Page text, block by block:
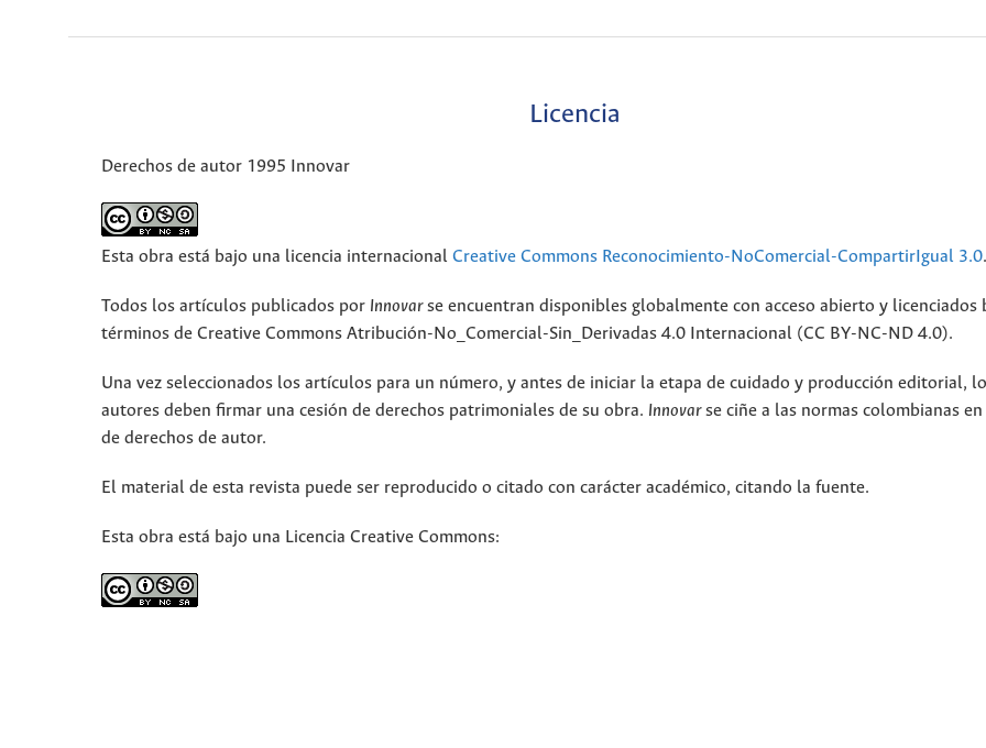
Licencia
Derechos de autor 1995 Innovar
Esta obra está bajo una licencia internacional Creative Commons Reconocimiento-NoComercial-CompartirIgual 3.0.
Todos los artículos publicados por Innovarse encuentran disponibles globalmente con acceso abierto y licenciados
términos de Creative Commons Atribución-No_Comercial-Sin_Derivadas 4.0 Internacional (CC BY-NC-ND 4.0).
Una vez seleccionados los artículos para un número, y antes de iniciar la etapa de cuidado y producción editorial,
autores deben firmar una cesión de derechos patrimoniales de su obra. Innovarse ciñe a las normas colombianas
de derechos de autor.
El material de esta revista puede ser reproducido o citado con carácter académico, citando la fuente.
Esta obra está bajo una Licencia Creative Commons: